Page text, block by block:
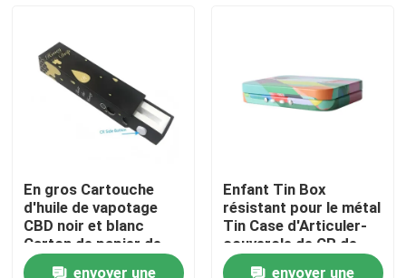
Maison
Vidéos
À propos de nous
En gros Cartouche
d'huile de vapotage
CBD noir et blanc
Carton de papier de
tiroir Emballage
envoyer une
Enfant Tin Box
résistant pour le métal
Tin Case d'Articuler-
couvercle de CR de
Vapes
envoyer une